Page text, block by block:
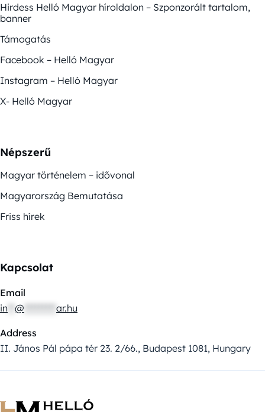
Hirdess Helló Magyar híroldalon – Szponzorált tartalom,
banner
Támogatás
Facebook – Helló Magyar
Instagram – Helló Magyar
X- Helló Magyar
Népszerű
Magyar történelem – idővonal
Magyarország Bemutatása
Friss hírek
Kapcsolat
Email
in @ ar.hu
Address
II. János Pál pápa tér 23. 2/66., Budapest 1081, Hungary